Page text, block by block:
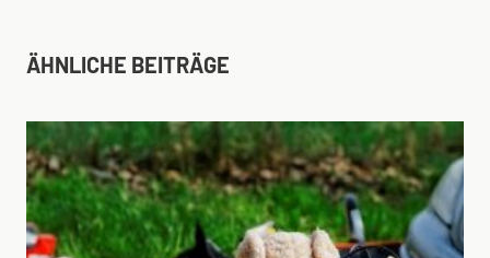
ÄHNLICHE BEITRÄGE